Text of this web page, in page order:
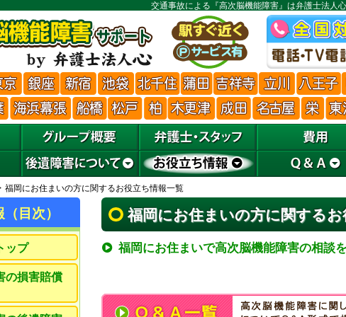
交通事故による『高次脳機能障害』は弁護士法人
福岡にお住まいの方に関するお役立ち情報一覧
福岡にお住まいの方に関する
福岡にお住まいで高次脳機能障害の相談
目次）
ップ
の損害賠償